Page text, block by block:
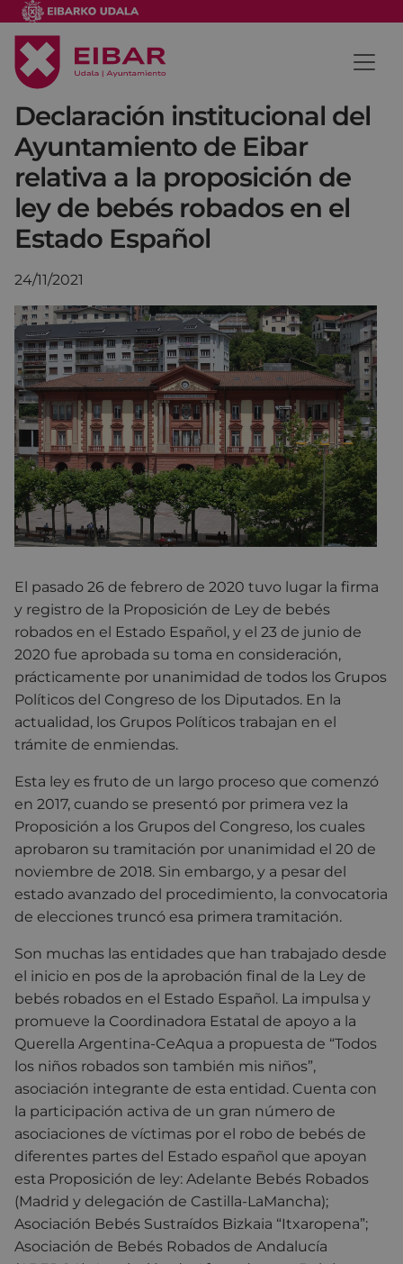
Declaración institucional del
Ayuntamiento de Eibar
relativa a la proposición de
ley de bebés robados en el
Estado Español
24/11/2021
El pasado 26 de febrero de 2020 tuvo lugar la firma
y registro de la Proposición de Ley de bebés
robados en el Estado Español, y el 23 de junio de
2020 fue aprobada su toma en consideración,
prácticamente por unanimidad de todos los Grupos
Políticos del Congreso de los Diputados. En la
actualidad, los Grupos Políticos trabajan en el
trámite de enmiendas.
Esta ley es fruto de un largo proceso que comenzó
en 2017, cuando se presentó por primera vez la
Proposición a los Grupos del Congreso, los cuales
aprobaron su tramitación por unanimidad el 20 de
noviembre de 2018. Sin embargo, y a pesar del
estado avanzado del procedimiento, la convocatoria
de elecciones truncó esa primera tramitación.
Son muchas las entidades que han trabajado desde
el inicio en pos de la aprobación final de la Ley de
bebés robados en el Estado Español. La impulsa y
promueve la Coordinadora Estatal de apoyo a la
Querella Argentina-CeAqua a propuesta de “Todos
los niños robados son también mis niños”,
asociación integrante de esta entidad. Cuenta con
la participación activa de un gran número de
asociaciones de víctimas por el robo de bebés de
diferentes partes del Estado español que apoyan
esta Proposición de ley: Adelante Bebés Robados
(Madrid y delegación de Castilla-LaMancha);
Asociación Bebés Sustraídos Bizkaia “Itxaropena”;
Asociación de Bebés Robados de Andalucía